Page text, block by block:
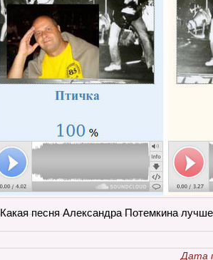
Какая песня Александра Потемкина
Дата